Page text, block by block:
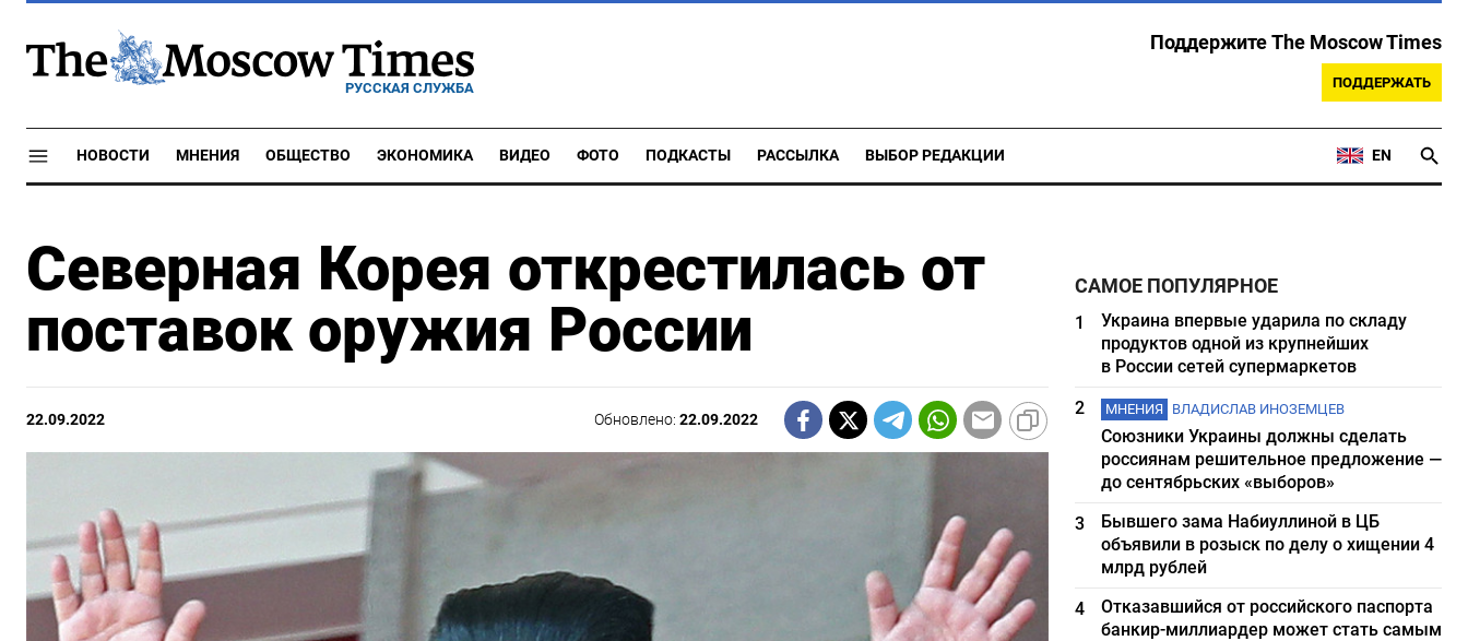
РУССКАЯ СЛУЖБА
Поддержите The Moscow Times
ПОДДЕРЖАТЬ
НОВОСТИ МНЕНИЯ ОБЩЕСТВО ЭКОНОМИКА ВИДЕО ФОТО ПОДКАСТЫ РАССЫЛКА ВЫБОР РЕДАКЦИИ EN
Северная Корея открестилась от
поставок оружия России
22.09.2022 Обновлено:22.09.2022
САМОЕ ПОПУЛЯРНОЕ
1
Украина впервые ударила по складу
продуктов одной из крупнейших
в России сетей супермаркетов
2
МНЕНИЯ ВЛАДИСЛАВ ИНОЗЕМЦЕВ
Союзники Украины должны сделать
россиянам решительное предложение —
до сентябрьских «выборов»
3
Бывшего зама Набиуллиной в ЦБ
объявили в розыск по делу о хищении 4
млрд рублей
4
Отказавшийся от российского паспорта
банкир-миллиардер может стать самым